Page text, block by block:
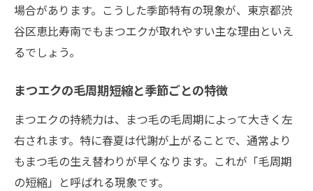
場合があります。こうした季節特有の現象が、東京都渋
谷区恵比寿南でもまつエクが取れやすい主な理由といえ
るでしょう。
まつエクの毛周期短縮と季節ごとの特徴
まつエクの持続力は、まつ毛の毛周期によって大きく左
右されます。特に春夏は代謝が上がることで、通常より
もまつ毛の生え替わりが早くなります。これが「毛周期
の短縮」と呼ばれる現象です。